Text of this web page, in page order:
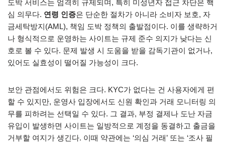
도박 서비스는 엄격히 규제되며, 특히 미성년자 접근 차단은 핵
심 의무다. 연령 인증은 단순한 절차가 아니라 소비자 보호, 자
금세탁방지(AML), 책임 도박 정책의 출발점이다. 이를 생략하거
나 형식적으로 운영하는 사이트는 규제 준수 의지가 낮다는 신
호로 볼 수 있다. 문제 발생 시 도움을 받을 감독기관이 없거나,
있어도 실효성이 떨어질 가능성이 크다.
보안 관점에서도 위험은 크다. KYC가 없다는 건 사용자에게 편
할 수 있지만, 운영사 입장에서도 신원 확인과 거래 모니터링 의
무를 피하려는 선택일 수 있다. 그 결과, 부정 결제나 도난 자금
유입이 발생하면 사이트는 일방적으로 계정을 동결하고 출금을
거부할 여지가 생긴다. 이때 약관에는 ‘의심 거래’ 또는 ‘조사 필